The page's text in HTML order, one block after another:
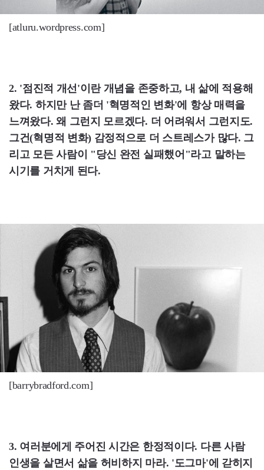
[atluru.wordpress.com]
2. '점진적 개선'이란 개념을 존중하고, 내 삶에 적용해
왔다. 하지만 난 좀더 '혁명적인 변화'에 항상 매력을
느껴왔다. 왜 그런지 모르겠다. 더 어려워서 그런지도.
그건(혁명적 변화) 감정적으로 더 스트레스가 많다. 그
리고 모든 사람이 "당신 완전 실패했어"라고 말하는
시기를 거치게 된다.
[barrybradford.com]
3. 여러분에게 주어진 시간은 한정적이다. 다른 사람
인생을 살면서 삶을 허비하지 마라. '도그마'에 갇히지